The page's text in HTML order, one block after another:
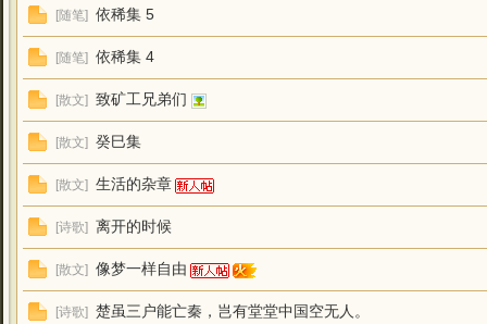
[随笔] 依稀集 5
[随笔] 依稀集 4
[散文] 致矿工兄弟们
[散文] 癸巳集
[散文] 生活的杂章
[诗歌] 离开的时候
[散文] 像梦一样自由
[诗歌] 楚虽三户能亡秦，岂有堂堂中国空无人。